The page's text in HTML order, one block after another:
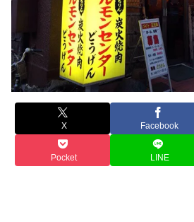
X Facebook
Pocket LINE